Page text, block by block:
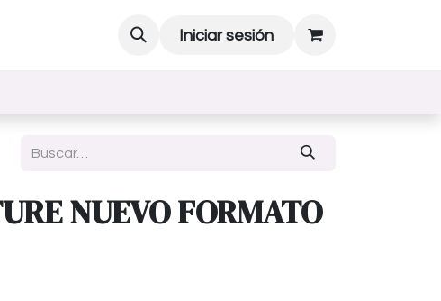
Iniciar sesión
NUEVO FORMATO